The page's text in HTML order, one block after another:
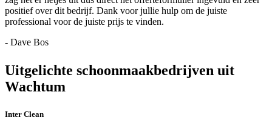
positief over dit bedrijf. Dank voor jullie hulp om de juiste
professional voor de juiste prijs te vinden.
- Dave Bos
Uitgelichte schoonmaakbedrijven uit
Wachtum
Inter Clean